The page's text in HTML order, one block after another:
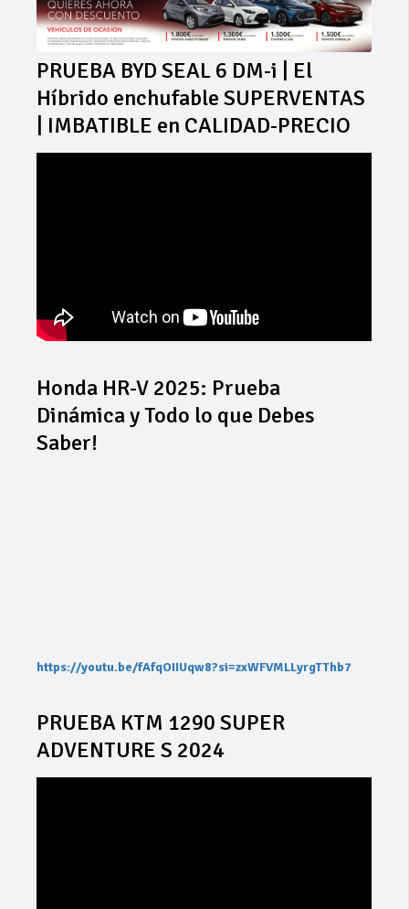
PRUEBA BYD SEAL 6 DM-i | El
Híbrido enchufable SUPERVENTAS
| IMBATIBLE en CALIDAD-PRECIO
Honda HR-V 2025: Prueba
Dinámica y Todo lo que Debes
Saber!
https://youtu.be/fAfqOIIUqw8?si=zxWFVMLLyrgTThb7
PRUEBA KTM 1290 SUPER
ADVENTURE S 2024